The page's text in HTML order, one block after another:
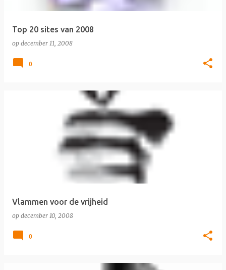
Top 20 sites van 2008
op december 11, 2008
0
Vlammen voor de vrijheid
op december 10, 2008
0